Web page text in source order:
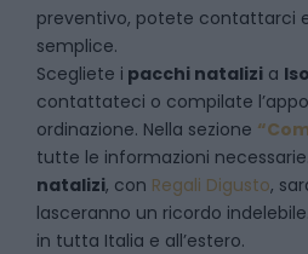
preventivo, potete contattarci
semplice.
Scegliete i pacchi natalizi a
contattateci o compilate
ordinazione. Nella sezione
tutte le informazioni
natalizi, con Regali Digusto,
lasceranno un ricordo
in tutta Italia e all’estero.